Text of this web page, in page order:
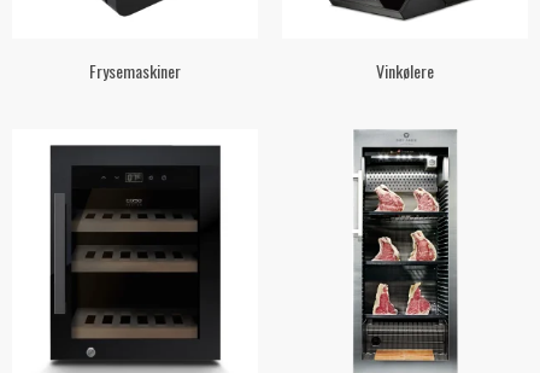
Frysemaskiner Vinkølere